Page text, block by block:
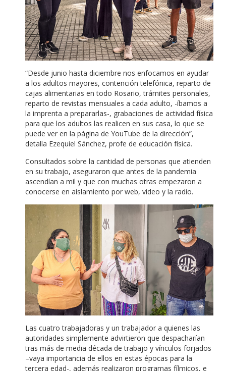
“Desde junio hasta diciembre nos enfocamos en ayudar
a los adultos mayores, contención telefónica, reparto de
cajas alimentarias en todo Rosario, trámites personales,
reparto de revistas mensuales a cada adulto, -íbamos a
la imprenta a prepararlas-, grabaciones de actividad física
para que los adultos las realicen en sus casa, lo que se
puede ver en la página de YouTube de la dirección”,
detalla Ezequiel Sánchez, profe de educación física.
Consultados sobre la cantidad de personas que atienden
en su trabajo, aseguraron que antes de la pandemia
ascendían a mil y que con muchas otras empezaron a
conocerse en aislamiento por web, video y la radio.
Las cuatro trabajadoras y un trabajador a quienes las
autoridades simplemente advirtieron que despacharían
tras más de media década de trabajo y vínculos forjados
–vaya importancia de ellos en estas épocas para la
tercera edad-, además realizaron programas fílmicos, e